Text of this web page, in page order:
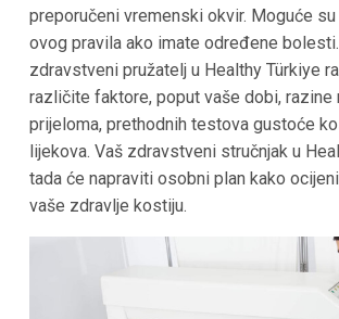
preporučeni vremenski okvir. Moguće
ovog pravila ako imate određene
zdravstveni pružatelj u Healthy Türkiye
različite faktore, poput vaše dobi, razine
prijeloma, prethodnih testova gustoće
lijekova. Vaš zdravstveni stručnjak u
tada će napraviti osobni plan kako
vaše zdravlje kostiju.